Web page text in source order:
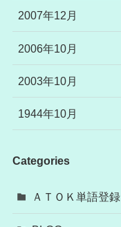
2007年12月
2006年10月
2003年10月
1944年10月
Categories
ＡＴＯＫ単語登録